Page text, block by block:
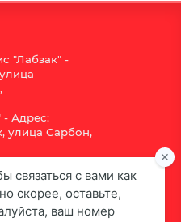
"Лабзак" -
Адрес:
улица Сарбон,
- Адрес:
Руставели